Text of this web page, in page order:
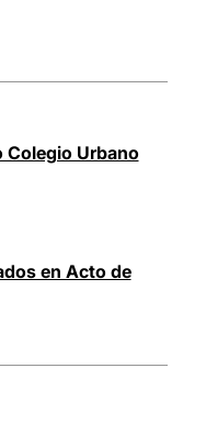
Colegio Urbano
en Acto de